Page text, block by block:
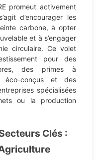
promeut activement
d’encourager les
carbone, à opter
et à s’engager
circulaire. Ce volet
pour des
des primes à
éco-conçus et des
spécialisées
ou la production
Clés :